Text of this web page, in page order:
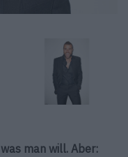
man will. Aber: